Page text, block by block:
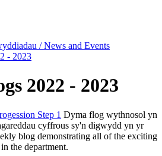
/ News and Events
- 2023
2022 - 2023
Step 1 Dyma flog wythnosol yn
cyffrous sy'n digwydd yn yr
blog demonstrating all of the exciting
the department.